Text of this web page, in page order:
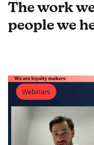
The work
people we
Webinars